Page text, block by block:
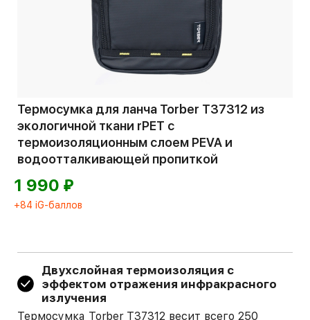
Термосумка для ланча Torber T37312 из
экологичной ткани rPET с
термоизоляционным слоем PEVA и
водоотталкивающей пропиткой
1 990 ⃏
+84 iG-баллов
Двухслойная термоизоляция с
эффектом отражения инфракрасного
излучения
Термосумка Torber T37312 весит всего 250